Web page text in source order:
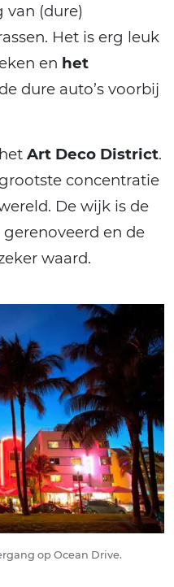
van (dure)
Het is erg leuk
en het
dure auto’s voorbij
Art Deco District.
concentratie
De wijk is de
en de
waard.
op Ocean Drive.